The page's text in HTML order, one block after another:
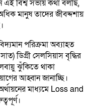
বিশ্ব সভায় কথা বলছি,
মানুষ তাদের জীবদ্দশায়
পরিক্রমা অব্যাহত
ডিগ্রী সেলসিয়াস বৃদ্ধির
ঝুঁকিতে থাকা
আহ্বান জানাচ্ছি।
মাধ্যমে Loss and